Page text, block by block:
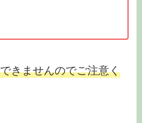
きませんのでご注意く